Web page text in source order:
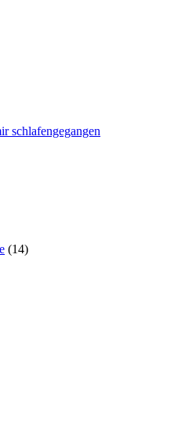
schlafengegangen
(14)